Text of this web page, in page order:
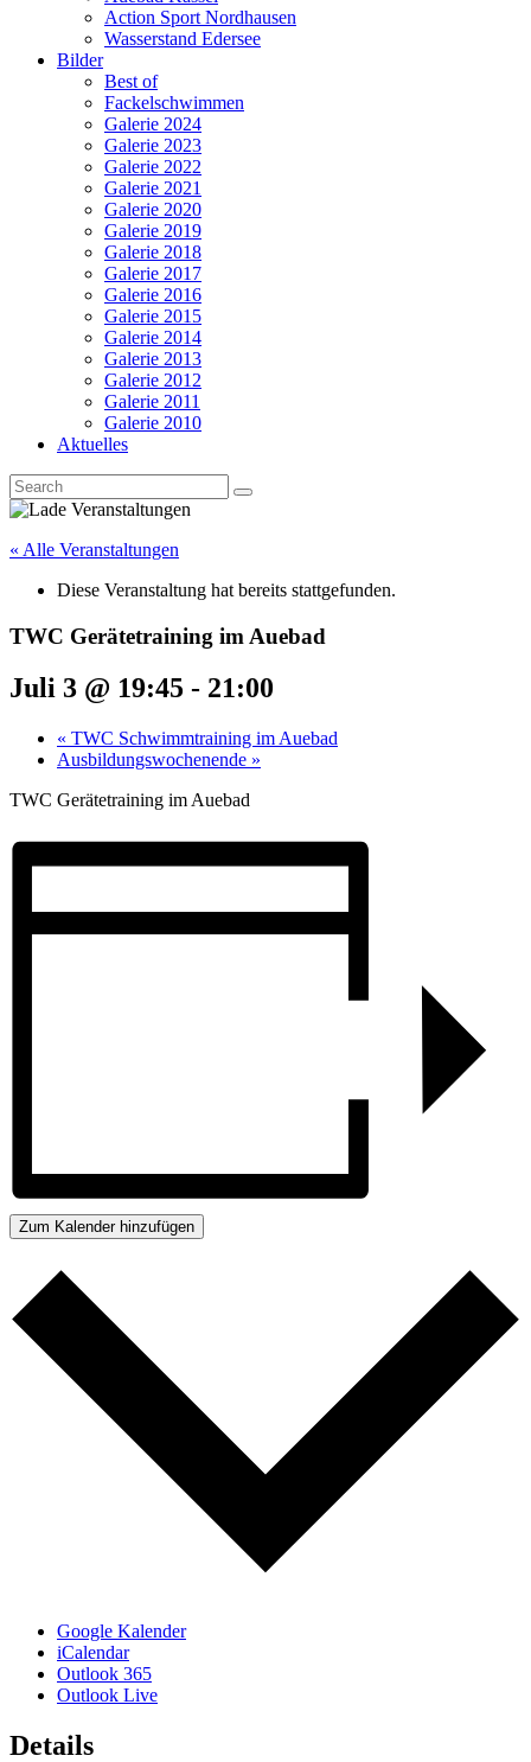
Action Sport Nordhausen
Wasserstand Edersee
Bilder
Best of
Fackelschwimmen
Galerie 2024
Galerie 2023
Galerie 2022
Galerie 2021
Galerie 2020
Galerie 2019
Galerie 2018
Galerie 2017
Galerie 2016
Galerie 2015
Galerie 2014
Galerie 2013
Galerie 2012
Galerie 2011
Galerie 2010
Aktuelles
« Alle Veranstaltungen
Diese Veranstaltung hat bereits stattgefunden.
TWC Gerätetraining im Auebad
Juli 3 @ 19:45 - 21:00
« TWC Schwimmtraining im Auebad
Ausbildungswochenende »
TWC Gerätetraining im Auebad
Zum Kalender hinzufügen
Google Kalender
iCalendar
Outlook 365
Outlook Live
Details